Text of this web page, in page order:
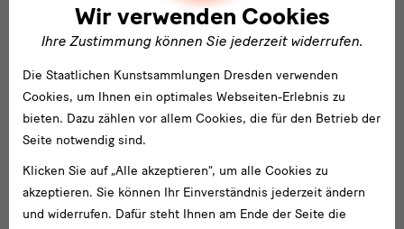
Wir verwenden Cookies
Ihre Zustimmung können Sie jederzeit widerrufen.
Die Staatlichen Kunstsammlungen Dresden verwenden
Cookies, um Ihnen ein optimales Webseiten-Erlebnis zu
bieten. Dazu zählen vor allem Cookies, die für den Betrieb der
Seite notwendig sind.
Klicken Sie auf „Alle akzeptieren“, um alle Cookies zu
akzeptieren. Sie können Ihr Einverständnis jederzeit ändern
und widerrufen. Dafür steht Ihnen am Ende der Seite die